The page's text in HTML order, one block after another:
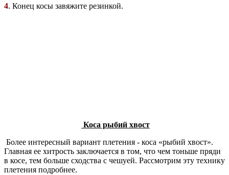
4. Конец косы завяжите резинкой.
Коса рыбий хвост
Более интересный вариант плетения - коса «рыбий хвост».
Главная ее хитрость заключается в том, что чем тоньше пряди
в косе, тем больше сходства с чешуей. Рассмотрим эту технику
плетения подробнее.